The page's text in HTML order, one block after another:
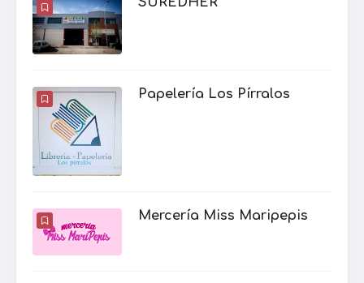
Papelería Los Pírralos
Mercería Miss Maripepis